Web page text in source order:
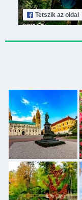
Tetszik az oldal